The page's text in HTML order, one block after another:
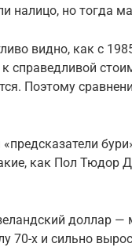
налицо, но тогда
видно, как с
справедливой
Поэтому
как Пол Тюдор
доллар
70-х и сильно